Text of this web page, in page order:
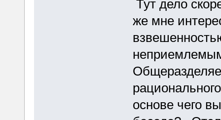
Тут дело
же мне
основе чего